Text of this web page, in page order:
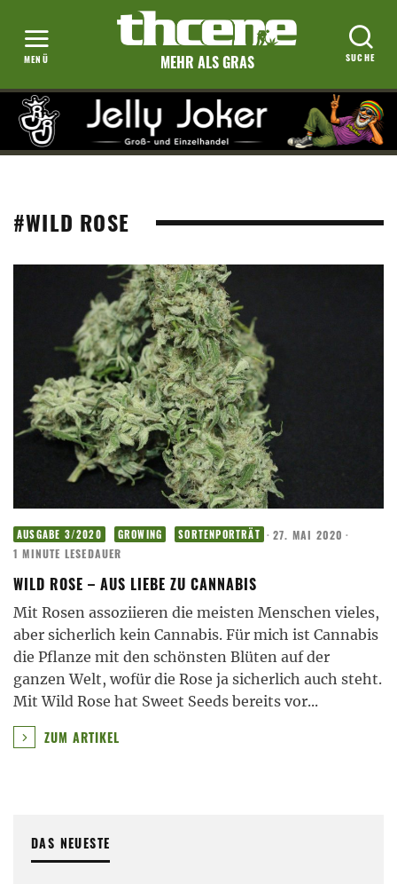
MEHR ALS GRAS
#WILD ROSE
AUSGABE 3/2020 GROWING SORTENPORTRÄT · 27. MAI 2020 ·
1 MINUTE LESEDAUER
WILD ROSE – AUS LIEBE ZU CANNABIS
Mit Rosen assoziieren die meisten Menschen vieles,
aber sicherlich kein Cannabis. Für mich ist Cannabis
die Pflanze mit den schönsten Blüten auf der
ganzen Welt, wofür die Rose ja sicherlich auch steht.
Mit Wild Rose hat Sweet Seeds bereits vor...
ZUM ARTIKEL
DAS NEUESTE